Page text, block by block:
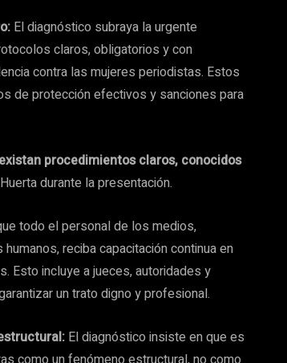
El diagnóstico subraya la urgente
claros, obligatorios y con
contra las mujeres periodistas. Estos
de protección efectivos y sanciones para
procedimientos claros, conocidos
durante la presentación.
todo el personal de los medios,
reciba capacitación continua en
Esto incluye a jueces, autoridades y
un trato digno y profesional.
El diagnóstico insiste en que es